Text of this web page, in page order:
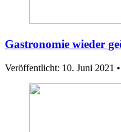
Gastronomie wieder
Veröffentlicht: 10. Juni 2021 •